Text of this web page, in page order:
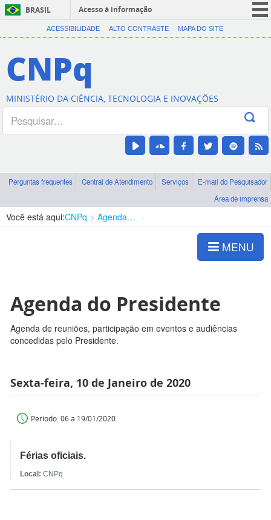
BRASIL
Acesso à informação
CORONAVÍRUS (COVID-19)
Canais
ACESSIBILIDADE ALTO CONTRASTE MAPA DO SITE
CNPq
MINISTÉRIO DA CIÊNCIA, TECNOLOGIA E INOVAÇÕES
Perguntas frequentes Central de Atendimento Serviços
E-mail do Pesquisador
Área de imprensa
Você está aqui:CNPq Agenda de autoridades
MENU
Agenda do Presidente
Agenda de reuniões, participação em eventos e audiências
concedidas pelo Presidente.
Sexta-feira, 10 de Janeiro de 2020
Período: 06 a 19/01/2020
Férias oficiais.
Local: CNPq